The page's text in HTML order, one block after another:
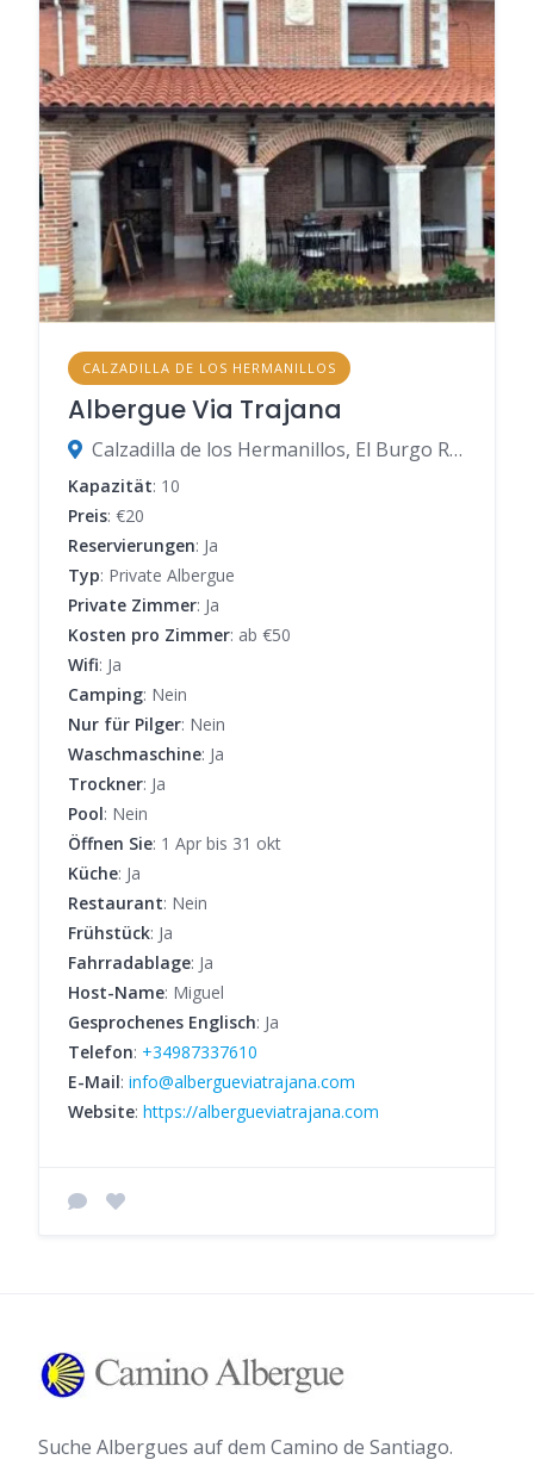
CALZADILLA DE LOS HERMANILLOS
Albergue Via Trajana
Calzadilla de los Hermanillos, El Burgo Ranero, León, Spanien
Kapazität: 10
Preis: €20
Reservierungen: Ja
Typ: Private Albergue
Private Zimmer: Ja
Kosten pro Zimmer: ab €50
Wifi: Ja
Camping: Nein
Nur für Pilger: Nein
Waschmaschine: Ja
Trockner: Ja
Pool: Nein
Öffnen Sie: 1 Apr bis 31 okt
Küche: Ja
Restaurant: Nein
Frühstück: Ja
Fahrradablage: Ja
Host-Name: Miguel
Gesprochenes Englisch: Ja
Telefon: +34987337610
E-Mail: info@albergueviatrajana.com
Website: https://albergueviatrajana.com
Suche Albergues auf dem Camino de Santiago.